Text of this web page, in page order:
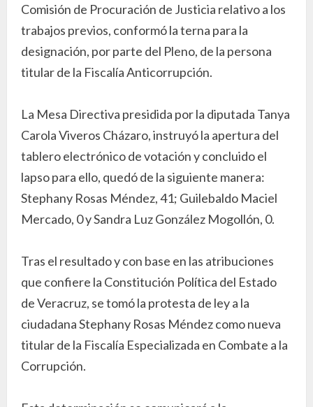
Comisión de Procuración de Justicia relativo a los
trabajos previos, conformó la terna para la
designación, por parte del Pleno, de la persona
titular de la Fiscalía Anticorrupción.
La Mesa Directiva presidida por la diputada Tanya
Carola Viveros Cházaro, instruyó la apertura del
tablero electrónico de votación y concluido el
lapso para ello, quedó de la siguiente manera:
Stephany Rosas Méndez, 41; Guilebaldo Maciel
Mercado, 0 y Sandra Luz González Mogollón, 0.
Tras el resultado y con base en las atribuciones
que confiere la Constitución Política del Estado
de Veracruz, se tomó la protesta de ley a la
ciudadana Stephany Rosas Méndez como nueva
titular de la Fiscalía Especializada en Combate a la
Corrupción.